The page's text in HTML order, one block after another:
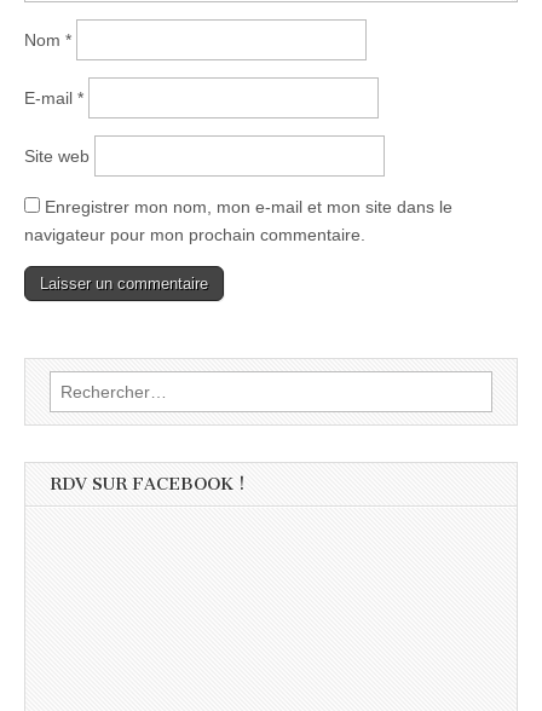
Nom *
E-mail *
Site web
Enregistrer mon nom, mon e-mail et mon site dans le
navigateur pour mon prochain commentaire.
Rechercher :
RDV SUR FACEBOOK !